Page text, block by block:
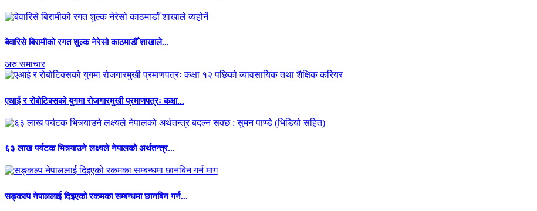
बेवारिसे बिरामीको रगत शुल्क नेरेसो काठमाडौँ शाखाले...
अरु समाचार
एआई र रोबोटिक्सको युगमा रोजगारमुखी प्रमाणपत्रः कक्षा...
६३ लाख पर्यटक भित्र्याउने लक्ष्यले नेपालको अर्थतन्त्र...
सङ्कल्प नेपाललाई दिइएको रकमका सम्बन्धमा छानबिन गर्न...